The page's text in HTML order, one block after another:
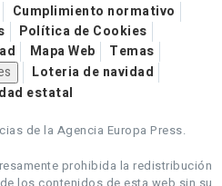
Cumplimiento normativo
Política de Cookies
Mapa Web
Temas
Loteria de navidad
estatal
de la Agencia Europa Press.
prohibida la redistribución